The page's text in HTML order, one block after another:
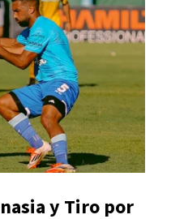
y Tiro por